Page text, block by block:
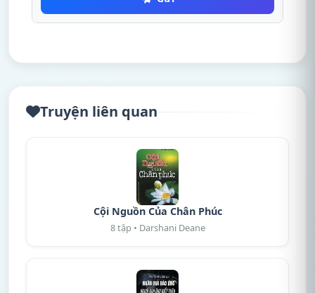
Truyện liên quan
Cội Nguồn Của Chân Phúc
8 tập • Darshani Deane